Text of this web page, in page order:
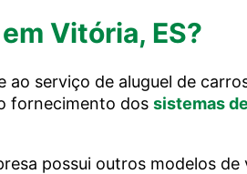
Vitória, ES?
serviço de aluguel de
fornecimento dos sistemas
possui outros modelos de